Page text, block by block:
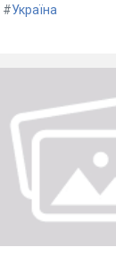
#Україна